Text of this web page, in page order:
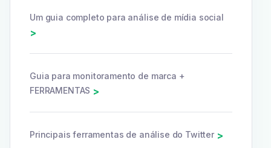
Um guia completo para análise de mídia social
>
Guia para monitoramento de marca +
FERRAMENTAS >
Principais ferramentas de análise do Twitter >